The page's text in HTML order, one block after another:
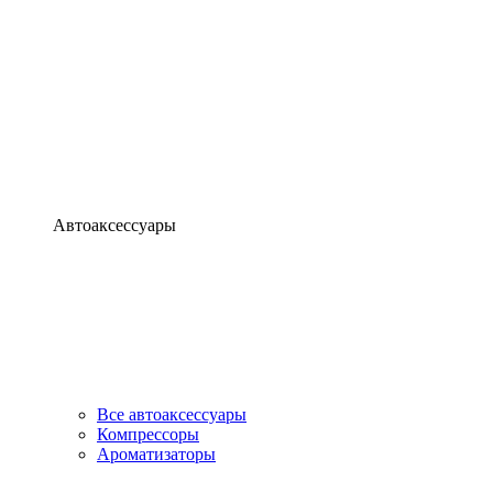
Автоаксессуары
Все автоаксессуары
Компрессоры
Ароматизаторы